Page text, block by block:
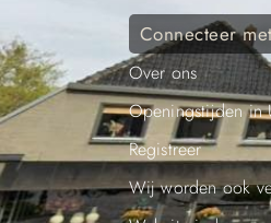
Connecteer
Over ons
Openingstijden in
Registreer
Wij worden ook